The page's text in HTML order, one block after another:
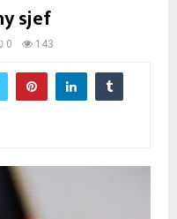
sjef
0 143